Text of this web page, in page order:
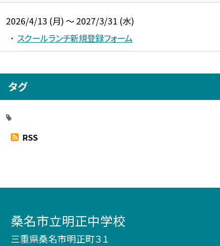
2026/4/13 (月) ～ 2027/3/31 (水)
スクールランチ新規登録フォーム
タグ
RSS
桑名市立明正中学校
三重県桑名市明正町３１